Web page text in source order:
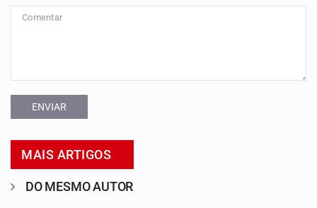
ENVIAR
MAIS ARTIGOS
DO MESMO AUTOR